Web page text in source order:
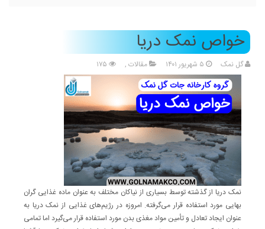
خواص نمک دریا
گل نمک مقالات ,
نمک دریا از گذشته توسط بسیاری از نیاکان مختلف به عنوان ماده غذایی گران
بهایی مورد استفاده قرار می‌گرفته. امروزه در رژیم‌های غذایی از نمک دریا به
عنوان ایجاد تعادل و تأمین مواد مغذی بدن مورد استفاده قرار می‌گیرد اما تمامی